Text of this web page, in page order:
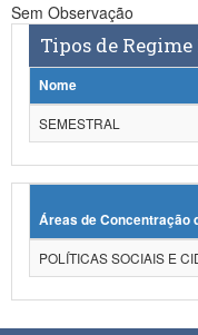
Controladoria-Geral da União
Ministério da Mulher, da Família
Sem Observação
Tipos de
Nome
SEMESTRAL
Áreas de Concentração
POLÍTICAS SOCIAIS E